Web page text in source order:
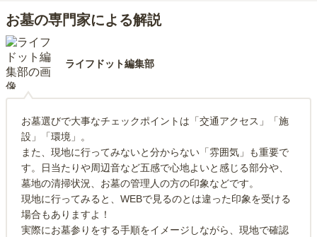
お墓の専門家による解説
ライフドット編集部
お墓選びで大事なチェックポイントは「交通アクセス」「施
設」「環境」。
また、現地に行ってみないと分からない「雰囲気」も重要で
す。日当たりや周辺音など五感で心地よいと感じる部分や、
墓地の清掃状況、お墓の管理人の方の印象などです。
現地に行ってみると、WEBで見るのとは違った印象を受ける
場合もありますよ！
実際にお墓参りをする手順をイメージしながら、現地で確認